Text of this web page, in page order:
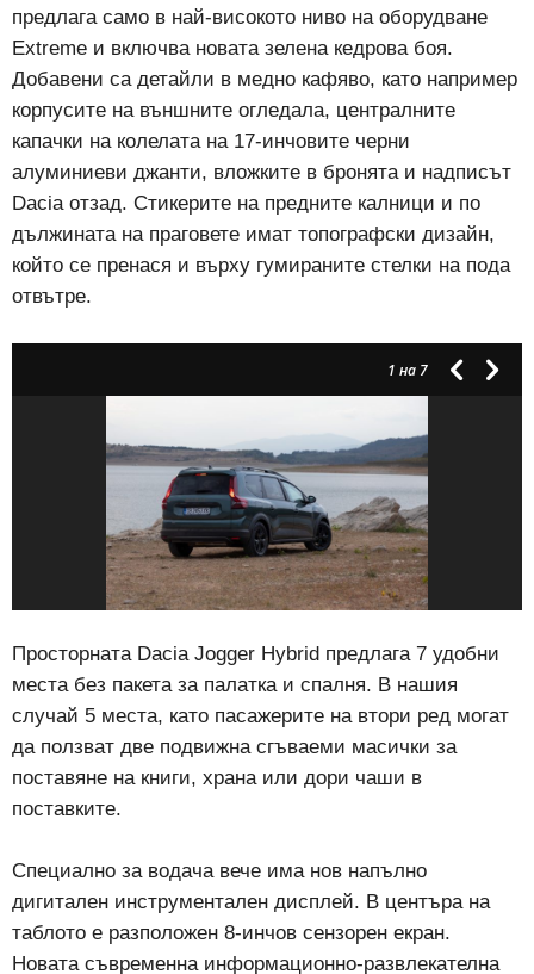
предлага само в най-високото ниво на оборудване
Extreme и включва новата зелена кедрова боя.
Добавени са детайли в медно кафяво, като например
корпусите на външните огледала, централните
капачки на колелата на 17-инчовите черни
алуминиеви джанти, вложките в бронята и надписът
Dacia отзад. Стикерите на предните калници и по
дължината на праговете имат топографски дизайн,
който се пренася и върху гумираните стелки на пода
отвътре.
1 на 7
Просторната Dacia Jogger Hybrid предлага 7 удобни
места без пакета за палатка и спалня. В нашия
случай 5 места, като пасажерите на втори ред могат
да ползват две подвижна сгъваеми масички за
поставяне на книги, храна или дори чаши в
поставките.
Специално за водача вече има нов напълно
дигитален инструментален дисплей. В центъра на
таблото е разположен 8-инчов сензорен екран.
Новата съвременна информационно-развлекателна